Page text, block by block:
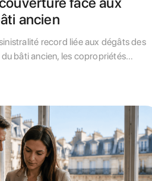
ancien
record liée aux dégâts des
bâti ancien, les copropriétés
technique livre la méthode pour